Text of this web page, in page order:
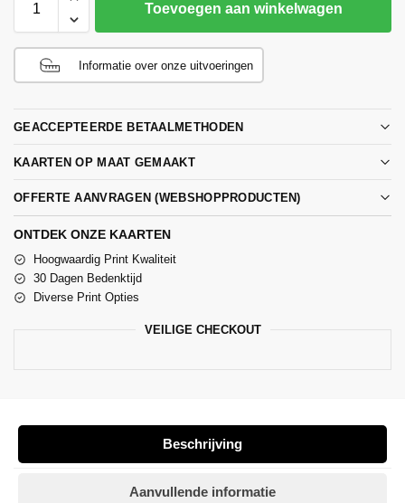
Toevoegen aan winkelwagen
Informatie over onze uitvoeringen
GEACCEPTEERDE BETAALMETHODEN
KAARTEN OP MAAT GEMAAKT
OFFERTE AANVRAGEN (WEBSHOPPRODUCTEN)
ONTDEK ONZE KAARTEN
Hoogwaardig Print Kwaliteit
30 Dagen Bedenktijd
Diverse Print Opties
VEILIGE CHECKOUT
Beschrijving
Aanvullende informatie